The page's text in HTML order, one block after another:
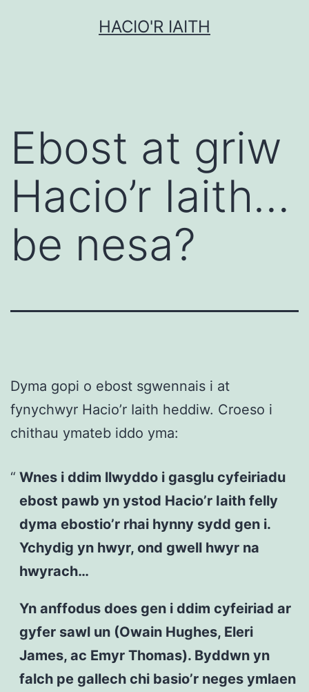
HACIO'R IAITH
Ebost at griw
Hacio’r Iaith…
be nesa?
Dyma gopi o ebost sgwennais i at
fynychwyr Hacio’r Iaith heddiw. Croeso i
chithau ymateb iddo yma:
Wnes i ddim llwyddo i gasglu cyfeiriadu
ebost pawb yn ystod Hacio’r Iaith felly
dyma ebostio’r rhai hynny sydd gen i.
Ychydig yn hwyr, ond gwell hwyr na
hwyrach…
Yn anffodus does gen i ddim cyfeiriad ar
gyfer sawl un (Owain Hughes, Eleri
James, ac Emyr Thomas). Byddwn yn
falch pe gallech chi basio’r neges ymlaen